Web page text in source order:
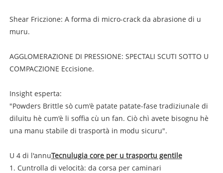
Shear Friczione: A forma di micro-crack da abrasione di u
muru.
AGGLOMERAZIONE DI PRESSIONE: SPECTALI SCUTI SOTTO U
COMPACZIONE Eccisione.
Insight esperta:
"Powders Brittle sò cum'è patate patate-fase tradiziunale di
diluitu hè cum'è li soffia cù un fan. Ciò chì avete bisognu hè
una manu stabile di trasportà in modu sicuru".
U 4 di l'annuTecnulugia core per u trasportu gentile
1. Cuntrolla di velocità: da corsa per caminari